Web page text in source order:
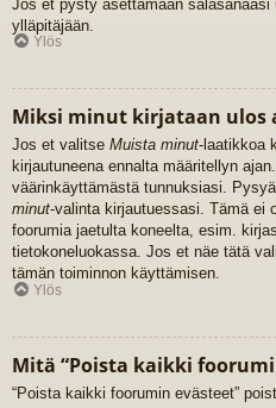
Jos et pysty asettamaan
ylläpitäjään.
Ylös
Miksi minut kirjataan ulos
Jos et valitse Muista minut-laatikkoa
kirjautuneena ennalta määritellyn
väärinkäyttämästä tunnuksiasi.
minut-valinta kirjautuessasi. Tämä ei
foorumia jaetulta koneelta, esim.
tietokoneluokassa. Jos et näe tätä
tämän toiminnon käyttämisen.
Ylös
Mitä “Poista kaikki
“Poista kaikki foorumin evästeet”